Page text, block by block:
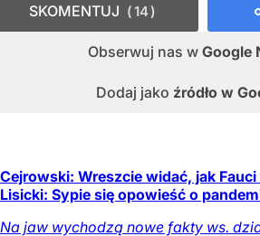
Obserwuj nas w Google
Dodaj jako źródło w
SKOMENTUJ 14
Cejrowski: Wreszcie widać, jak Fauci
Lisicki: Sypie się opowieść o
Na jaw wychodzą nowe fakty ws.